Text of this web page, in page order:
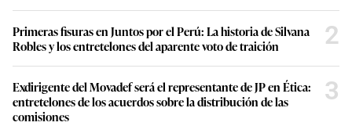
Primeras fisuras en Juntos por el Perú: La historia de Silvana
Robles y los entretelones del aparente voto de traición
2
Exdirigente del Movadef será el representante de JP en Ética:
entretelones de los acuerdos sobre la distribución de las
comisiones
3